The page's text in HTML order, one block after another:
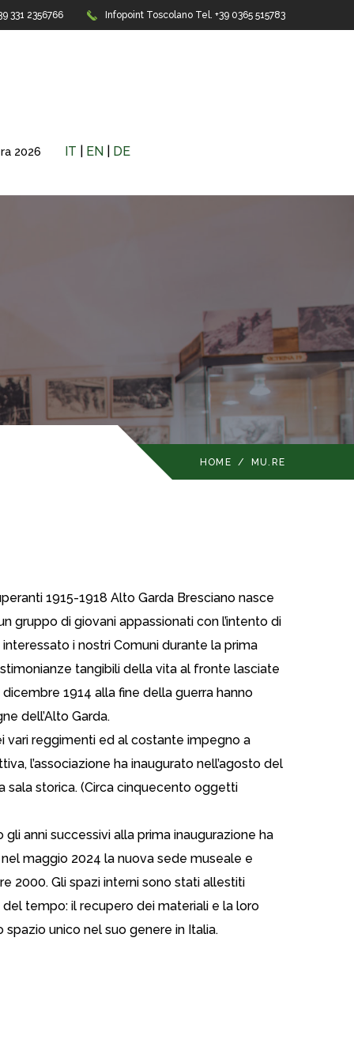
331 2356766 Infopoint Toscolano Tel. +39 0365 515783
2026 IT EN DE
HOME / MU.RE
1915-1918 Alto Garda Bresciano nasce
gruppo di giovani appassionati con l’intento di
i nostri Comuni durante la prima
tangibili della vita al fronte lasciate
1914 alla fine della guerra hanno
dell’Alto Garda.
vari reggimenti ed al costante impegno a
l’associazione ha inaugurato nell’agosto del
sala storica. (Circa cinquecento oggetti
anni successivi alla prima inaugurazione ha
maggio 2024 la nuova sede museale e
2000. Gli spazi interni sono stati allestiti
tempo: il recupero dei materiali e la loro
unico nel suo genere in Italia.